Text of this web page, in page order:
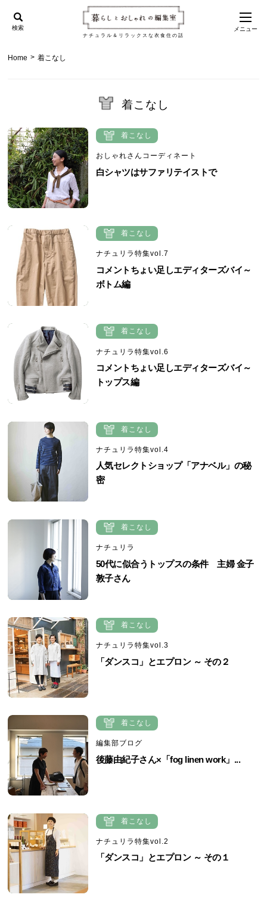
ナチュラル＆リラックスな衣食住の話
検索 メニュー
Home > 着こなし
着こなし
着こなし
おしゃれさんコーディネート
白シャツはサファリテイストで
着こなし
ナチュリラ特集vol.7
コメントちょい足しエディターズバイ～
ボトム編
着こなし
ナチュリラ特集vol.6
コメントちょい足しエディターズバイ～
トップス編
着こなし
ナチュリラ特集vol.4
人気セレクトショップ「アナベル」の秘
密
着こなし
ナチュリラ
50代に似合うトップスの条件 主婦 金子
敦子さん
着こなし
ナチュリラ特集vol.3
「ダンスコ」とエプロン ～ その２
着こなし
編集部ブログ
後藤由紀子さん×「fog linen work」...
着こなし
ナチュリラ特集vol.2
「ダンスコ」とエプロン ～ その１